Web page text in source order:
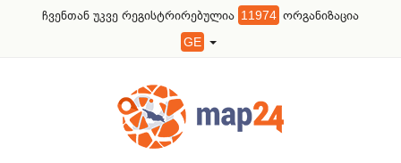
ჩვენთან უკვე რეგისტრირებულია 11974 ორგანიზაცია
GE